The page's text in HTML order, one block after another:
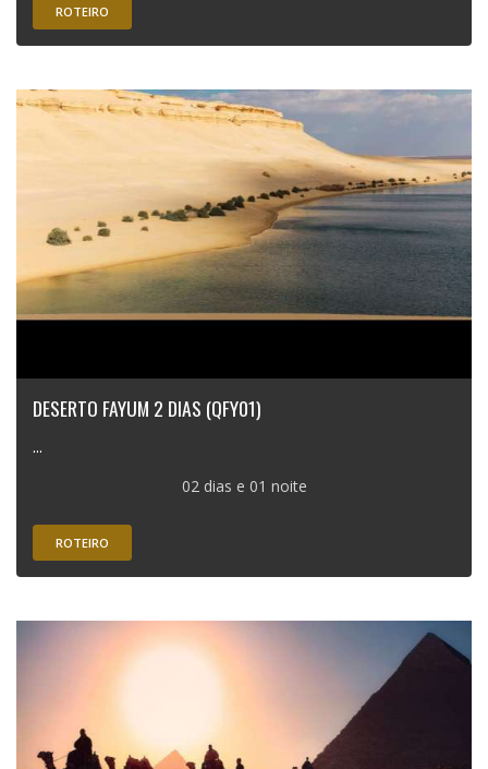
ROTEIRO
DESERTO FAYUM 2 DIAS (QFY01)
...
02 dias e 01 noite
ROTEIRO